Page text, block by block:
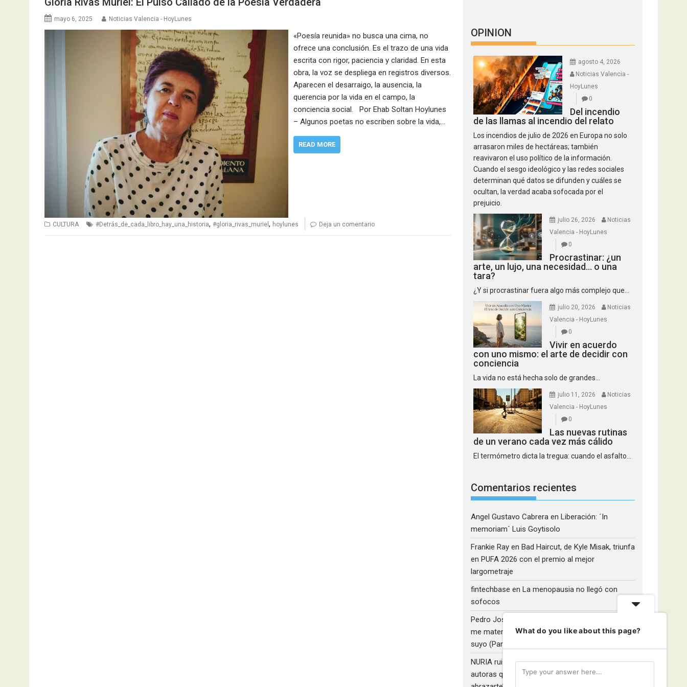
mayo 6, 2025 Noticias Valencia - HoyLunes
«Poesía reunida» no busca una cima, no
ofrece una conclusión. Es el trazo de una vida
escrita con rigor, paciencia y claridad. En esta
obra, la voz se despliega en registros diversos.
Aparecen el desarraigo, la ausencia, la
querencia por la vida en el campo, la
conciencia social. Por Ehab Soltan Hoylunes
– Algunos poetas no escriben sobre la vida,…
READ MORE
CULTURA #Detrás_de_cada_libro_hay_una_historia, #gloria_rivas_muriel , hoylunes Deja un comentario
OPINION
agosto 4, 2026
Noticias Valencia -
HoyLunes
0
Del incendio
de las llamas al incendio del relato
Los incendios de julio de 2026 en Europa no solo
arrasaron miles de hectáreas; también
reavivaron el uso político de la información.
Cuando el sesgo ideológico y las redes sociales
determinan qué datos se difunden y cuáles se
ocultan, la verdad acaba sofocada por el
prejuicio.
julio 26, 2026
Noticias
Valencia - HoyLunes
0
Procrastinar: ¿un
arte, un lujo, una necesidad… o una
tara?
¿Y si procrastinar fuera algo más complejo que...
julio 20, 2026
Noticias
Valencia - HoyLunes
0
Vivir en acuerdo
con uno mismo: el arte de decidir con
conciencia
La vida no está hecha solo de grandes...
julio 11, 2026
Noticias
Valencia - HoyLunes
0
Las nuevas rutinas
de un verano cada vez más cálido
El termómetro dicta la tregua: cuando el asfalto...
Comentarios recientes
Angel Gustavo Cabrera en Liberación: ´In
memoriam´ Luis Goytisolo
Frankie Ray en Bad Haircut, de Kyle Misak, triunfa
en PUFA 2026 con el premio al mejor
largometraje
fintechbase en La menopausia no llegó con
sofocos
Pedro José Camacho Barrios
me maten!»: El Rulfo que el cine venezolano hizo
suyo (Parte 2)
NURIA ruiz fernandezenLibros que nadie lee y
autoras que no hacen ruido: Redescubriendo ‘Y
What do you like about this page?